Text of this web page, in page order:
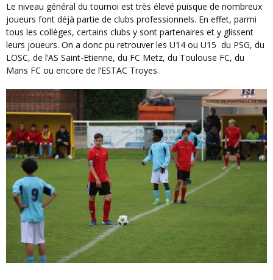
Le niveau général du tournoi est très élevé puisque de nombreux
joueurs font déjà partie de clubs professionnels. En effet, parmi
tous les collèges, certains clubs y sont partenaires et y glissent
leurs joueurs. On a donc pu retrouver les U14 ou U15 du PSG, du
LOSC, de l’AS Saint-Etienne, du FC Metz, du Toulouse FC, du
Mans FC ou encore de l’ESTAC Troyes.